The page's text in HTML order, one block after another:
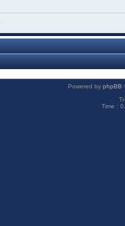
Powered by phpBB
Time :